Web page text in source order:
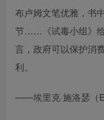
布卢姆文笔优雅，书
节……《试毒小组》
言，政府可以保护消
利。
——埃里克·施洛瑟（